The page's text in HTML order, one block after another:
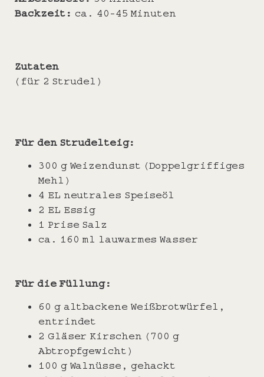
Backzeit: ca. 40-45 Minuten
Zutaten
(für 2 Strudel)
Für den Strudelteig:
300 g Weizendunst (Doppelgriffiges
Mehl)
4 EL neutrales Speiseöl
2 EL Essig
1 Prise Salz
ca. 160 ml lauwarmes Wasser
Für die Füllung:
60 g altbackene Weißbrotwürfel,
entrindet
2 Gläser Kirschen (700 g
Abtropfgewicht)
100 g Walnüsse, gehackt